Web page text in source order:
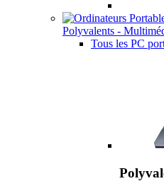
Polyvalents -
Tous les PC